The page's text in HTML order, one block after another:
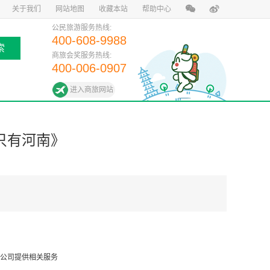
关于我们 网站地图 收藏本站 帮助中心
公民旅游服务热线:
400-608-9988
商旅会奖服务热线:
400-006-0907
进入商旅网站
河南》
司提供相关服务